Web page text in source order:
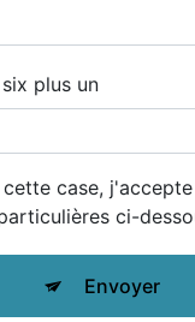
plus un
case,
ci-
Envoyer